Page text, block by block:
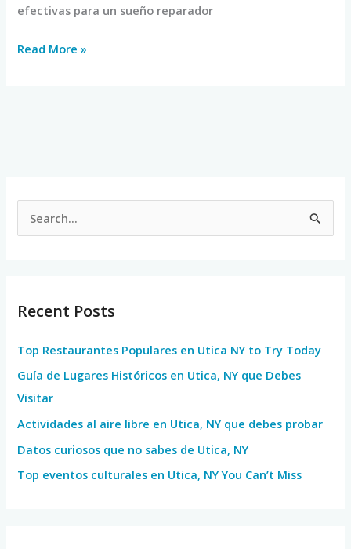
efectivas para un sueño reparador
Read More »
c
f
o
r
:
Recent Posts
Top Restaurantes Populares en Utica NY to Try Today
Guía de Lugares Históricos en Utica, NY que Debes
Visitar
Actividades al aire libre en Utica, NY que debes probar
Datos curiosos que no sabes de Utica, NY
Top eventos culturales en Utica, NY You Can’t Miss